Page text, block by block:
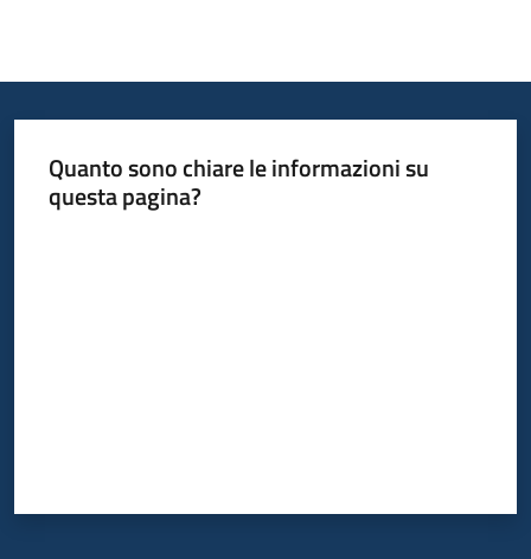
Quanto sono chiare le informazioni su
questa pagina?